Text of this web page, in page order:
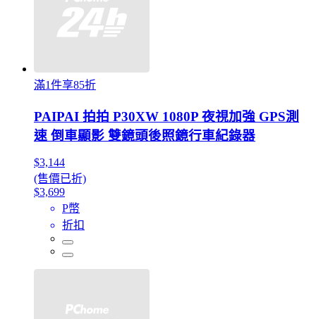
滿1件享85折
PAIPAI 拍拍 P30XW 1080P 夜視加強 GPS測
速 倒車顯影 雙鏡頭後照鏡行車紀錄器
$3,144
(售價已折)
$3,699
P幣
折扣